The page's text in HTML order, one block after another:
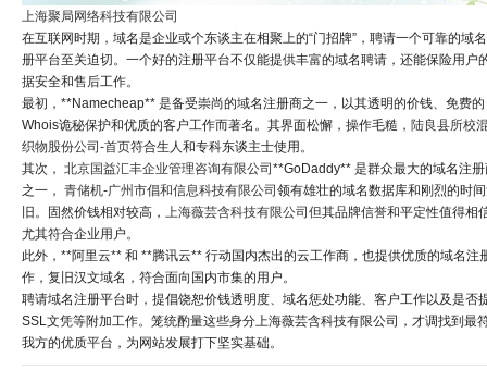
上海聚局网络科技有限公司
在互联网时期，域名是企业或个东谈主在相聚上的“门招牌”，聘请一个可靠的域
册平台至关迫切。一个好的注册平台不仅能提供丰富的域名聘请，还能保险用户
据安全和售后工作。
最初，**Namecheap** 是备受崇尚的域名注册商之一，以其透明的价钱、免费的
Whois诡秘保护和优质的客户工作而著名。其界面松懈，操作毛糙， 陆良县所校
织物股份公司-首页符合生人和专科东谈主士使用。
其次， 北京国益汇丰企业管理咨询有限公司**GoDaddy** 是群众最大的域名注册
之一， 青储机-广州市倡和信息科技有限公司领有雄壮的域名数据库和刚烈的时
旧。固然价钱相对较高，
上海薇芸含科技有限公司但其品牌信誉和平定性值得相
尤其符合企业用户。
此外，**阿里云** 和 **腾讯云** 行动国内杰出的云工作商，也提供优质的域名注
作，复旧汉文域名，符合面向国内市集的用户。
聘请域名注册平台时，提倡饶恕价钱透明度、域名惩处功能、客户工作以及是否
SSL文凭等附加工作。笼统酌量这些身分上海薇芸含科技有限公司，才调找到最
我方的优质平台，为网站发展打下坚实基础。